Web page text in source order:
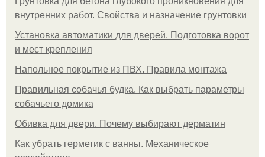
внутренних работ. Свойства и назначение грунтовки
Установка автоматики для дверей. Подготовка ворот
и мест крепления
Напольное покрытие из ПВХ. Правила монтажа
Правильная собачья будка. Как выбрать параметры
собачьего домика
Обивка для двери. Почему выбирают дерматин
Как убрать герметик с ванны. Механическое